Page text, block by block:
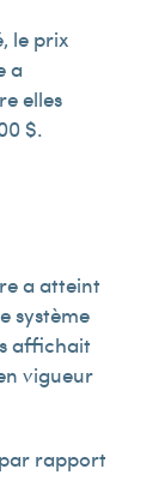
le prix
a
elles
$.
a atteint
système
affichait
vigueur
par rapport